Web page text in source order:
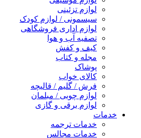
لوازم تزئینی
سیسمونی / لوازم کودک
لوازم اداری فروشگاهی
تصفیه آب و هوا
کیف و کفش
مجله و کتاب
پوشاک
کالای خواب
فرش / گلیم / قالیچه
لوازم چوبی / مبلمان
لوازم برقی و گازی
خدمات
خدمات ترجمه
خدمات مجالس